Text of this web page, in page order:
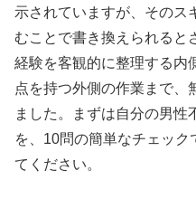
示されていますが、そのス
むことで書き換えられると
経験を客観的に整理する内
点を持つ外側の作業まで、
ました。まずは自分の男性
を、10問の簡単なチェッ
てください。